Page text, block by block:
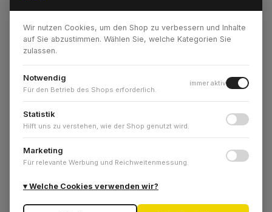
Wir nutzen Cookies, um den Shop zu verbessern und Inhalte
auf Sie abzustimmen. Wählen Sie, welche Kategorien Sie
zulassen.
Notwendig
Für den Betrieb des Shops erforderlich.
immer aktiv
Statistik
Hilft uns zu verstehen, wie der Shop genutzt wird.
Marketing
Für relevante Werbung und Reichweitenmessung.
Welche Cookies verwenden wir?